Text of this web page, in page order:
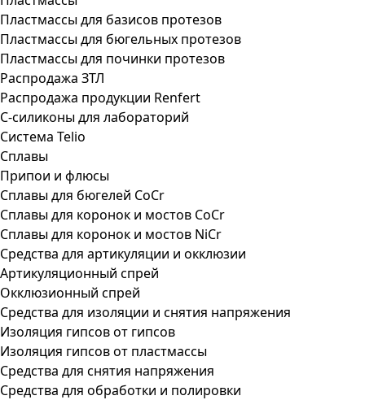
Пластмассы для базисов протезов
Пластмассы для бюгельных протезов
Пластмассы для починки протезов
Распродажа ЗТЛ
Распродажа продукции Renfert
С-силиконы для лабораторий
Система Telio
Сплавы
Припои и флюсы
Сплавы для бюгелей CoCr
Сплавы для коронок и мостов CoCr
Сплавы для коронок и мостов NiCr
Средства для артикуляции и окклюзии
Артикуляционный спрей
Окклюзионный спрей
Средства для изоляции и снятия напряжения
Изоляция гипсов от гипсов
Изоляция гипсов от пластмассы
Средства для снятия напряжения
Средства для обработки и полировки